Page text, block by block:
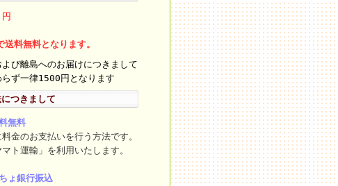
料無料となります。
び離島へのお届けにつきまして
ず一律1500円となります
つきまして
無料
金のお支払いを行う方法です。
マト運輸」を利用いたします。
ょ銀行振込